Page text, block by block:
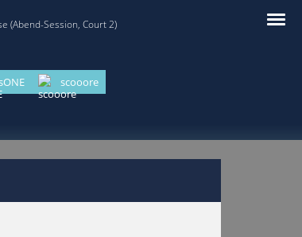
(Abend-Session, Court 2)
scooore